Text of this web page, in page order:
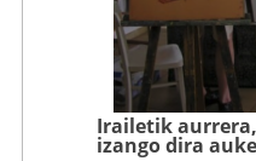
Irailetik
izango dira